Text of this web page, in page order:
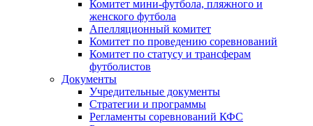
Комитет мини-футбола, пляжного и
женского футбола
Апелляционный комитет
Комитет по проведению соревнований
Комитет по статусу и трансферам
футболистов
Документы
Учредительные документы
Стратегии и программы
Регламенты соревнований КФС